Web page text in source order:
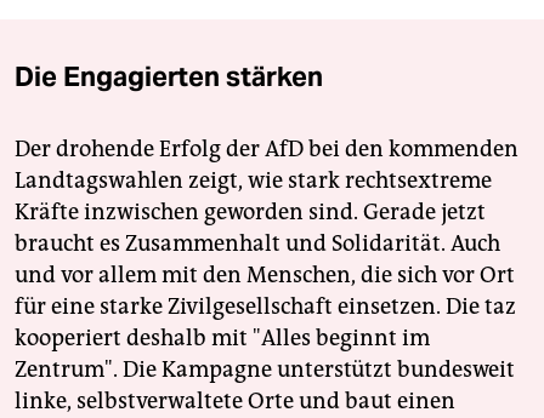
Die Engagierten stärken
Der drohende Erfolg der AfD bei den kommenden
Landtagswahlen zeigt, wie stark rechtsextreme
Kräfte inzwischen geworden sind. Gerade jetzt
braucht es Zusammenhalt und Solidarität. Auch
und vor allem mit den Menschen, die sich vor Ort
für eine starke Zivilgesellschaft einsetzen. Die taz
kooperiert deshalb mit "Alles beginnt im
Zentrum". Die Kampagne unterstützt bundesweit
linke, selbstverwaltete Orte und baut einen